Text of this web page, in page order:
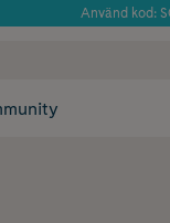
Använd kod: